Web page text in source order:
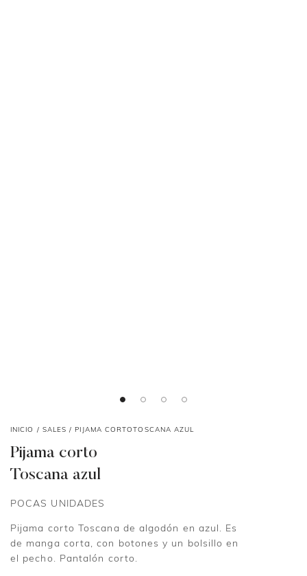
INICIO / SALES / PIJAMA CORTOTOSCANA AZUL
Pijama corto
Toscana azul
POCAS UNIDADES
Pijama corto Toscana de algodón en azul. Es
de manga corta, con botones y un bolsillo en
el pecho. Pantalón corto.